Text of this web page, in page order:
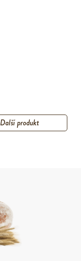
Další produkt